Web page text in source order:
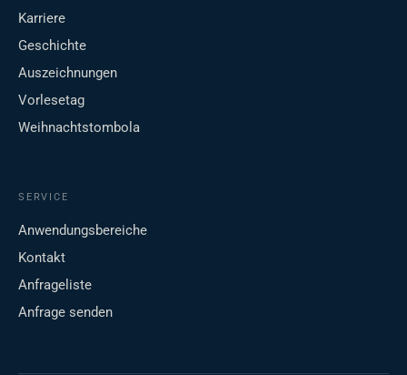
Karriere
Geschichte
Auszeichnungen
Vorlesetag
Weihnachtstombola
SERVICE
Anwendungsbereiche
Kontakt
Anfrageliste
Anfrage senden